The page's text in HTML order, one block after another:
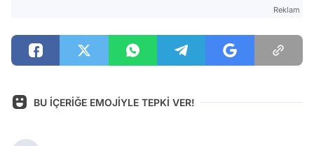
Reklam
BU İÇERİĞE EMOJİYLE TEPKİ VER!